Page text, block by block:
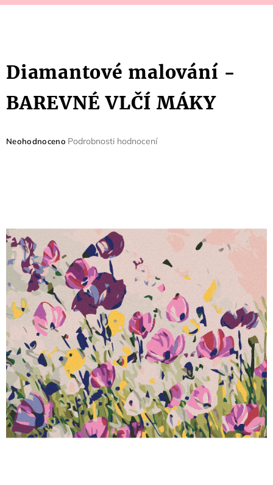
Diamantové malování -
BAREVNÉ VLČÍ MÁKY
Průměrné
Neohodnoceno Podrobnosti hodnocení